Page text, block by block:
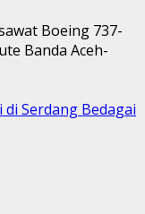
Boeing 737-
Banda Aceh-
Serdang Bedagai